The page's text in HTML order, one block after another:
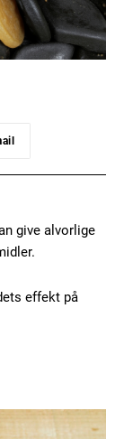
give alvorlige
effekt på